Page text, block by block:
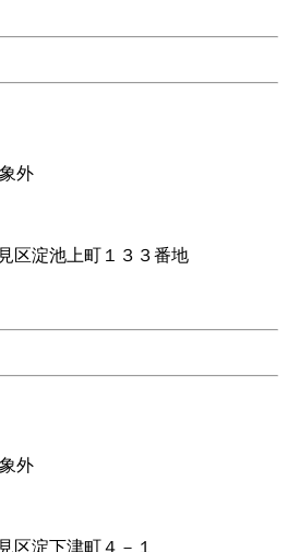
外
区淀池上町１３３番地
外
区淀下津町４－１